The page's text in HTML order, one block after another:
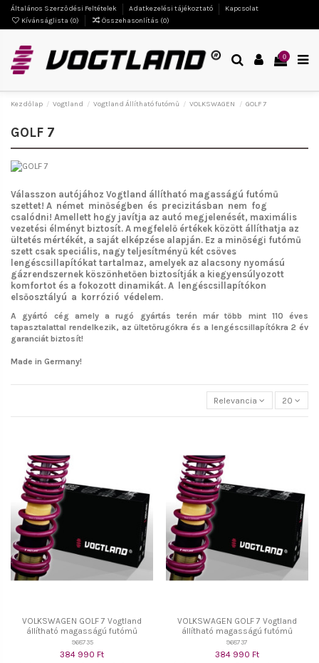
Általános Szerződési Feltételek Adatkezelési tájékoztató
Kapcsolat
Kívánságlista (0) Összehasonlítás (0)
0
Kezdőlap Vogtland Vogtland Állítható futómű VOLKSWAGEN GOLF 7
GOLF 7
Válasszon autójához Vogtland állítható magasságú futómű
szettet! A német minőségben és precizitásban nem fog
csalódni! Amellett hogy javítja az autó megjelenését, maximális
vezetési élményt biztosít. A megfelelő értékek között állíthatja az
ültetés mértékét, a saját elképzése alapján. Ez a minőségi futómű
szett csak speciális, nagy teljesítményű két csöves
lengéscsillapítókat tartalmaz, amelyek az alacsony nyomású
gázrendszernek köszönhetően biztosítják a kiegyensúlyozott
komfortot és a fokozott dinamikát. A lengéscsillapítókon
elsőosztályú a korrózió védelem.
A gyártó cég amely a rugó gyártás terén már több mint 110 éves
tapasztalattal rendelkezik, az ültetőrugókra és a lengéscsillapítókra 2 év
garanciát biztosít!
Made in Germany!
Relevancia 20
VOLKSWAGEN GOLF 7 Vogtland
állítható magasságú futómű
968735
384 990 Ft
VOLKSWAGEN GOLF 7 Vogtland
állítható magasságú futómű
968737
384 990 Ft